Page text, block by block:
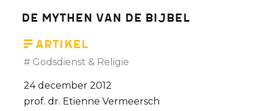
het
is
aan
loket
en
De mythen van de bijbel
Artikel
Godsdienst & Religie
24 december 2012
prof. dr. Etienne Vermeersch